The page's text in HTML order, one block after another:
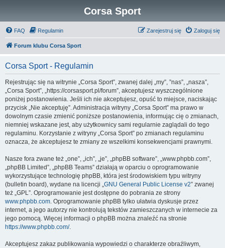
Corsa Sport
FAQ Regulamin Zaloguj się
Zarejestruj się
Forum klubu Corsa Sport
Corsa Sport - Regulamin
Rejestrując się na witrynie „Corsa Sport”, zwanej dalej „my”, ”nas”, „nasza”,
„Corsa Sport”, „https://corsasport.pl/forum”, akceptujesz wyszczególnione
poniżej postanowienia. Jeśli ich nie akceptujesz, opuść to miejsce, naciskając
przycisk „Nie akceptuję”. Administracja witryny „Corsa Sport” ma prawo w
dowolnym czasie zmienić poniższe postanowienia, informując cię o zmianach,
niemniej wskazane jest, aby użytkownicy sami regularnie zaglądali do tego
regulaminu. Korzystanie z witryny „Corsa Sport” po zmianach regulaminu
oznacza, że akceptujesz te zmiany ze wszelkimi konsekwencjami prawnymi.
Nasze fora zwane też „one”, „ich”, „je”, „phpBB software”, „www.phpbb.com”,
„phpBB Limited”, „phpBB Teams” działają w oparciu o oprogramowanie
wykorzystujące technologię phpBB, która jest środowiskiem typu witryny
(bulletin board), wydane na licencji „GNU General Public License v2” zwanej
też „GPL”. Oprogramowanie jest dostępne do pobrania ze strony
www.phpbb.com. Oprogramowanie phpBB tylko ułatwia dyskusje przez
internet, a jego autorzy nie kontrolują tekstów zamieszczanych w internecie za
jego pomocą. Więcej informacji o phpBB można znaleźć na stronie
https://www.phpbb.com/.
Akceptujesz zakaz publikowania wypowiedzi o charakterze obraźliwym,